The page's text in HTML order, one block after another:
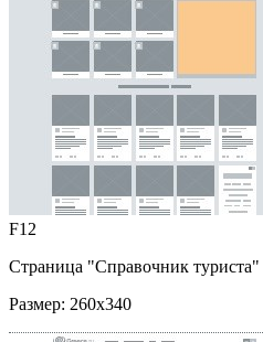
F12
Страница "Справочник туриста"
Размер: 260x340